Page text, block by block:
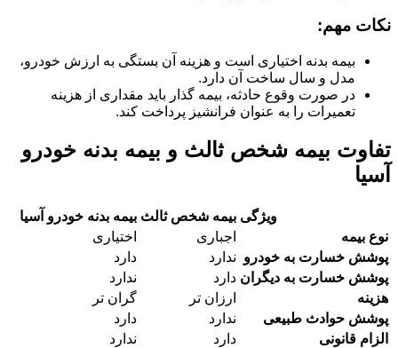
نکات مهم:
بیمه بدنه اختیاری است و هزینه آن بستگی به ارزش خودرو،
مدل و سال ساخت آن دارد.
در صورت وقوع حادثه، بیمه گذار باید مقداری از هزینه
تعمیرات را به عنوان فرانشیز پرداخت کند.
تفاوت بیمه شخص ثالث و بیمه بدنه خودرو
آسیا
ویژگی بیمه شخص ثالث بیمه بدنه خودرو آسیا
نوع بیمه
اجباری
اختیاری
پوشش خسارت به خودرو ندارد
دارد
پوشش خسارت به دیگران دارد
ندارد
هزینه
ارزان تر
گران تر
پوشش حوادث طبیعی
ندارد
دارد
الزام قانونی
دارد ندارد